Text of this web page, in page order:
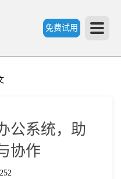
免费试用
公系统，助
协作